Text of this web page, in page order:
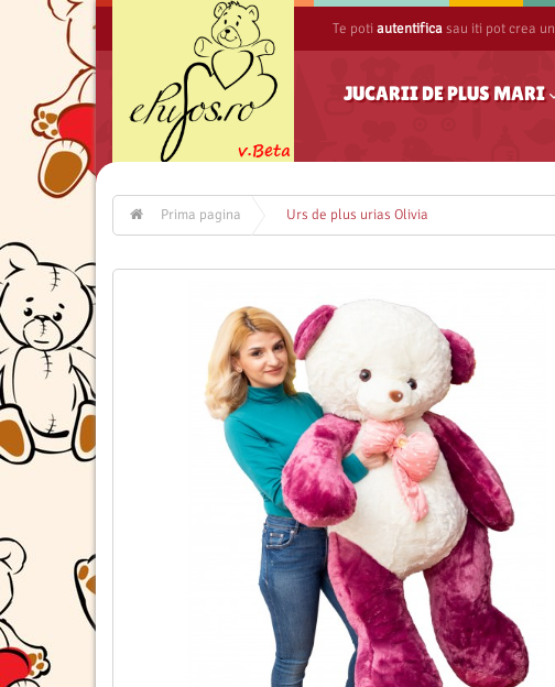
Te poti autentificasau iti pot crea un
JUCARII DE PLUS MARI
Prima pagina Urs de plus urias Olivia